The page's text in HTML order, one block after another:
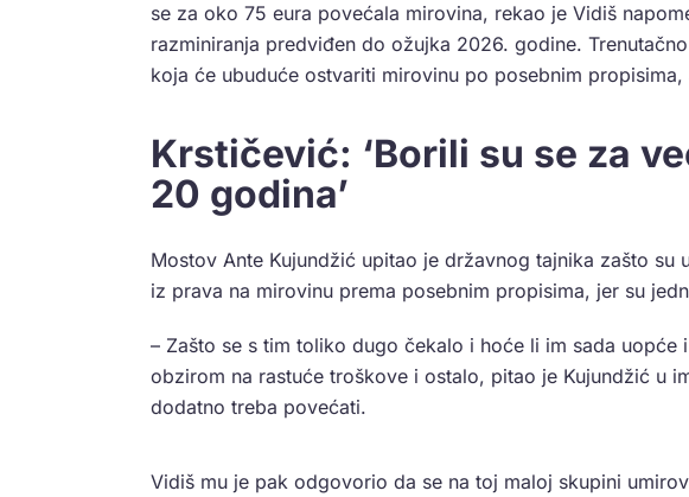
se za oko 75 eura povećala mirovina, rekao je Vidiš
razminiranja predviđen do ožujka 2026. godine.
koja će ubuduće ostvariti mirovinu po posebnim
Krstičević: ‘Borili su se za
20 godina’
Mostov Ante Kujundžić upitao je državnog tajnika zašto
iz prava na mirovinu prema posebnim propisima, jer su
– Zašto se s tim toliko dugo čekalo i hoće li im sada
obzirom na rastuće troškove i ostalo, pitao je Kujundžić u
dodatno treba povećati.
Vidiš mu je pak odgovorio da se na toj maloj skupini